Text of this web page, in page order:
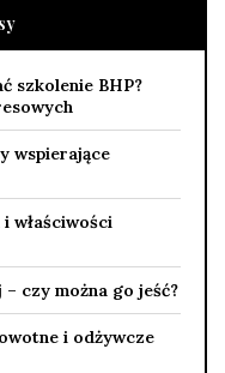
szkolenie BHP?
wspierające
właściwości
czy można go jeść?
i odżywcze